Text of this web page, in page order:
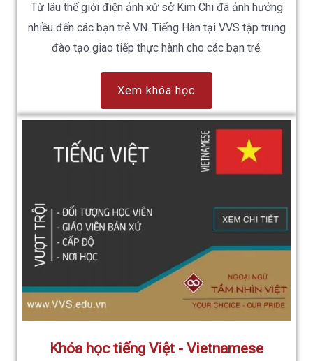
Từ lâu thế giới điện ảnh xứ sở Kim Chi đã ảnh hưởng
nhiều đến các bạn trẻ VN. Tiếng Hàn tại VVS tập trung
đào tạo giao tiếp thực hành cho các bạn trẻ.
Xem khóa học
Khóa học tiếng Việt - Vietnamese